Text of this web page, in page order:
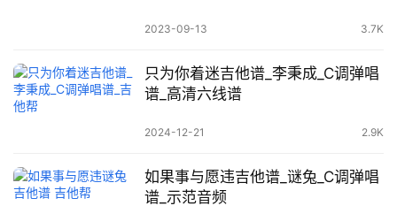
2023-09-13 3.7K
只为你着迷吉他谱_李秉成_C调弹唱
谱_高清六线谱
2024-12-21 2.9K
如果事与愿违吉他谱_谜兔_C调弹唱
谱_示范音频